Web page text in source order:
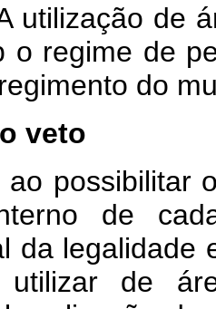
utilização de
o regime de
do
veto
ao possibilitar
de
da legalidade
utilizar de